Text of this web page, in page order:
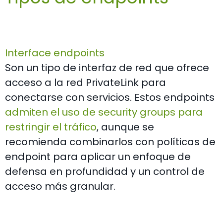
Interface endpoints
Son un tipo de interfaz de red que ofrece
acceso a la red PrivateLink para
conectarse con servicios. Estos endpoints
admiten el uso de security groups para
restringir el tráfico, aunque se
recomienda combinarlos con políticas de
endpoint para aplicar un enfoque de
defensa en profundidad y un control de
acceso más granular.